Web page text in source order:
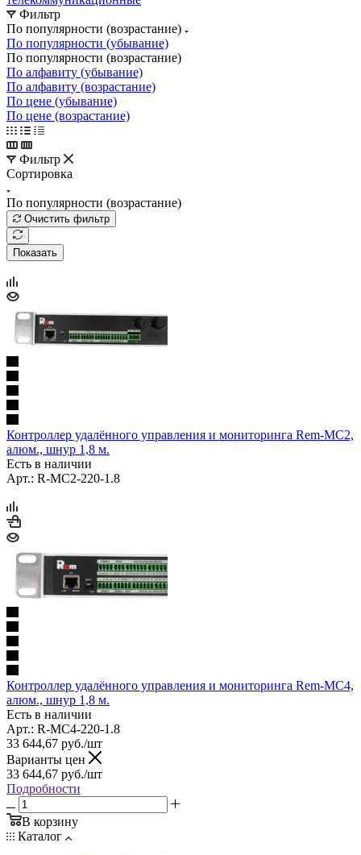
Фильтр
По популярности (возрастание)
По популярности (убывание)
По популярности (возрастание)
По алфавиту (убывание)
По алфавиту (возрастание)
По цене (убывание)
По цене (возрастание)
Фильтр
Сортировка
По популярности (возрастание)
Очистить фильтр
Показать
Контроллер удалённого управления и мониторинга Rem-MC2,
алюм., шнур 1,8 м.
Есть в наличии
Арт.: R-MC2-220-1.8
Контроллер удалённого управления и мониторинга Rem-MC4,
алюм., шнур 1,8 м.
Есть в наличии
Арт.: R-MC4-220-1.8
33 644,67 руб./шт
Варианты цен
33 644,67 руб./шт
Подробности
В корзину
Каталог